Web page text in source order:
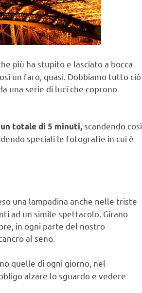
più ha stupito e lasciato a bocca
un faro, quasi. Dobbiamo tutto ciò
una serie di luci che coprono
totale di 5 minuti, scandendo così
speciali le fotografie in cui è
una lampadina anche nelle triste
ad un simile spettacolo. Girano
in ogni parte del nostro
al seno.
quelle di ogni giorno, nel
alzare lo sguardo e vedere